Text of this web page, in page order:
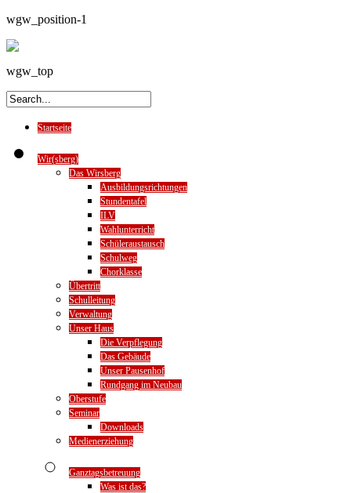
wgw_position-1
wgw_top
Startseite
Wir(sberg)
Das Wirsberg
Ausbildungsrichtungen
Stundentafel
ILV
Wahlunterricht
Schüleraustausch
Schulweg
Chorklasse
Übertritt
Schulleitung
Verwaltung
Unser Haus
Die Verpflegung
Das Gebäude
Unser Pausenhof
Rundgang im Neubau
Oberstufe
Seminar
Downloads
Medienerziehung
Ganztagsbetreuung
Was ist das?